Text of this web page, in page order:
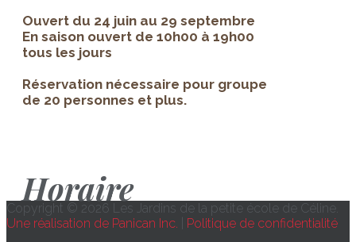
Ouvert du 24 juin au 29 septembre
En saison ouvert de 10h00 à 19h00
tous les jours
Réservation nécessaire pour groupe
de 20 personnes et plus.
Horaire
Copyright © 2026 Les Jardins de la petite école de Céline.
Une réalisation de Panican Inc.
Politique de confidentialité